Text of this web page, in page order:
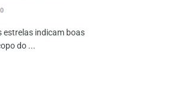
0
estrelas indicam boas
do ...